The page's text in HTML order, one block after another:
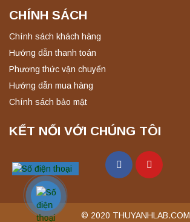
CHÍNH SÁCH
Chính sách khách hàng
Hướng dẫn thanh toán
Phương thức vận chuyển
Hướng dẫn mua hàng
Chính sách bảo mật
KẾT NỐI VỚI CHÚNG TÔI
© 2020 THUYANHLAB.COM